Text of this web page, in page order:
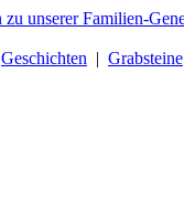
Geschichten | Grabsteine